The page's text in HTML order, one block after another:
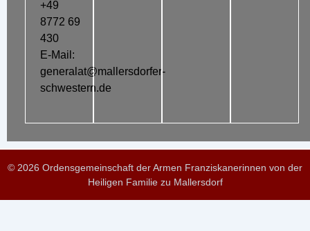
+49
8772 69
430
E-Mail:
generalat@mallersdorfer-
schwestern.de
© 2026 Ordensgemeinschaft der Armen Franziskanerinnen von der
Heiligen Familie zu Mallersdorf